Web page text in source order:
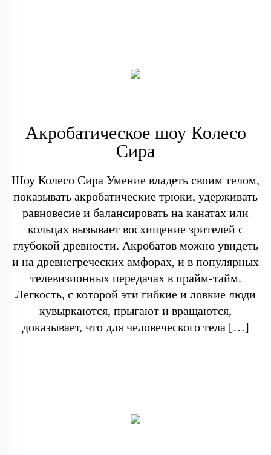
Акробатическое шоу Колесо
Сира
Шоу Колесо Сира Умение владеть своим телом,
показывать акробатические трюки, удерживать
равновесие и балансировать на канатах или
кольцах вызывает восхищение зрителей с
глубокой древности. Акробатов можно увидеть
и на древнегреческих амфорах, и в популярных
телевизионных передачах в прайм-тайм.
Легкость, с которой эти гибкие и ловкие люди
кувыркаются, прыгают и вращаются,
доказывает, что для человеческого тела […]